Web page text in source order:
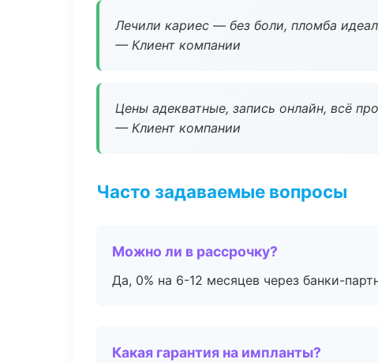
Лечили кариес — без боли, пломба
— Клиент компании
Цены адекватные, запись онлайн, всё
— Клиент компании
Часто задаваемые вопросы
Можно ли в рассрочку?
Да, 0% на 6-12 месяцев через банки-
Какая гарантия на импланты?